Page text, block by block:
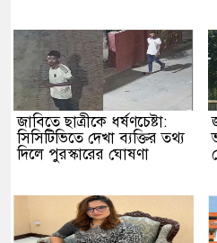
জাবিতে ছাত্রীকে ধর্ষণচেষ্টা:
সিসিটিভিতে দেখা ব্যক্তির তথ্য
দিলে পুরস্কারের ঘোষণা